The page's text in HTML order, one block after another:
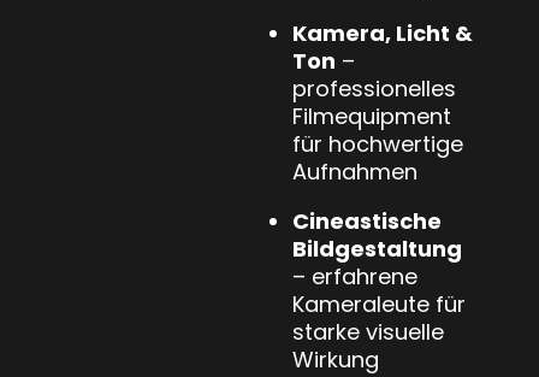
Kamera, Licht &
Ton –
professionelles
Filmequipment
für hochwertige
Aufnahmen
Cineastische
Bildgestaltung
– erfahrene
Kameraleute für
starke visuelle
Wirkung